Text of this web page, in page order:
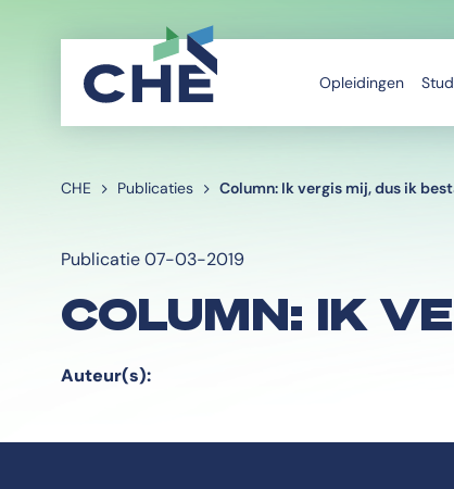
Opleidingen
CHE Publicaties Column: Ik vergis mij, dus ik
Publicatie 07-03-2019
COLUMN: IK
Auteur(s):